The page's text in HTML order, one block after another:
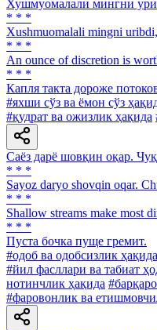
Хушмуомалали мингни
* * *
Xushmuomalali mingni
* * *
An ounce of discretion is
* * *
Капля такта дороже
#яхши сўз ва ёмон сўз
#қудрат ва ожизлик ҳақида
Саёз дарё шовқин оқар.
* * *
Sayoz daryo shovqin oqar.
* * *
Shallow streams make most
* * *
Пуста бочка пуще гремит.
#одоб ва одобсизлик ҳақида
#йил фасллари ва табиат
нотинчлик ҳақида
#фаровонлик ва